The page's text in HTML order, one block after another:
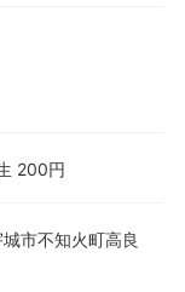
200円
市不知火町高良